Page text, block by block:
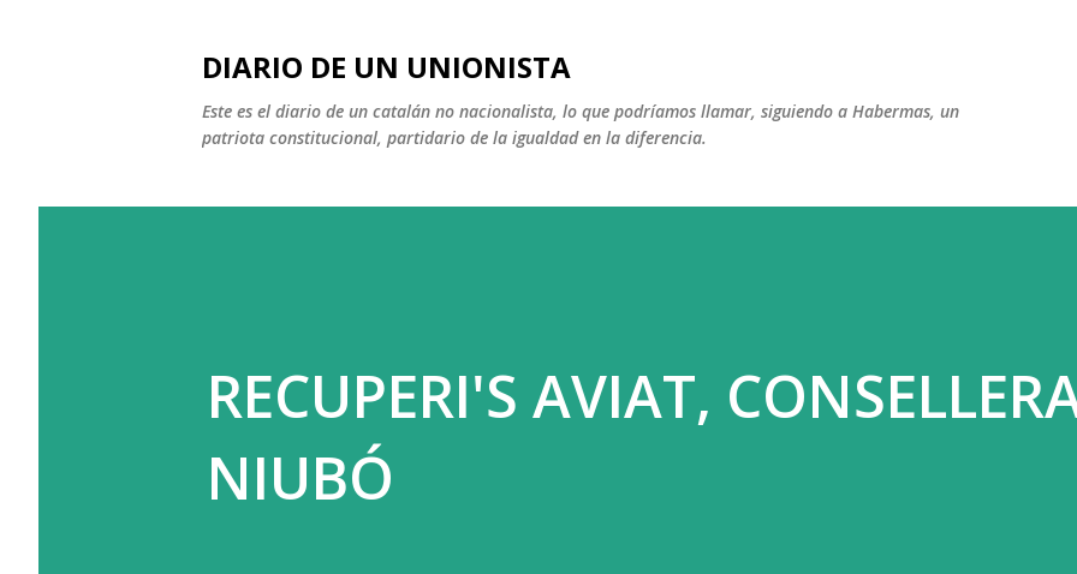
DIARIO DE UN UNIONISTA
Este es el diario de un catalán no nacionalista, lo que podríamos llamar, siguiendo a Habermas, un
patriota constitucional, partidario de la igualdad en la diferencia.
RECUPERI'S AVIAT,
NIUBÓ